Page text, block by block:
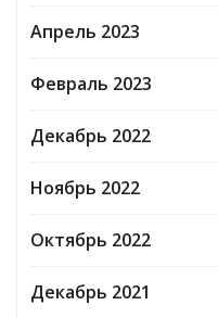
Апрель 2023
Февраль 2023
Декабрь 2022
Ноябрь 2022
Октябрь 2022
Декабрь 2021